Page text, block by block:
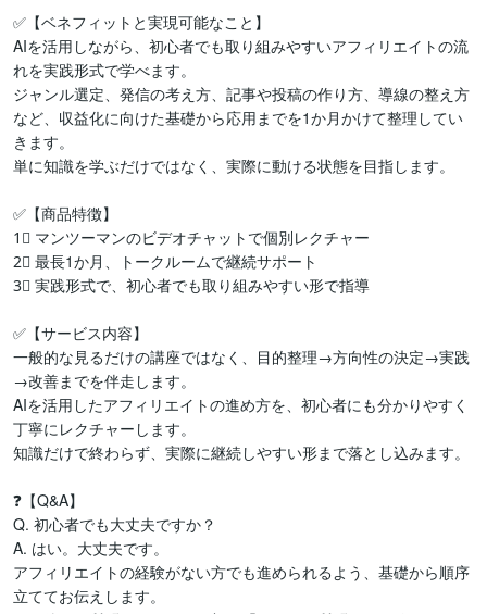
✅【ベネフィットと実現可能なこと】
AIを活用しながら、初心者でも取り組みやすいアフィリエイトの流
れを実践形式で学べます。
ジャンル選定、発信の考え方、記事や投稿の作り方、導線の整え方
など、収益化に向けた基礎から応用までを1か月かけて整理してい
きます。
単に知識を学ぶだけではなく、実際に動ける状態を目指します。
✅【商品特徴】
1⃣ マンツーマンのビデオチャットで個別レクチャー
2⃣ 最長1か月、トークルームで継続サポート
3⃣ 実践形式で、初心者でも取り組みやすい形で指導
✅【サービス内容】
一般的な見るだけの講座ではなく、目的整理→方向性の決定→実践
→改善までを伴走します。
AIを活用したアフィリエイトの進め方を、初心者にも分かりやすく
丁寧にレクチャーします。
知識だけで終わらず、実際に継続しやすい形まで落とし込みます。
❓【Q&A】
Q. 初心者でも大丈夫ですか？
A. はい。大丈夫です。
アフィリエイトの経験がない方でも進められるよう、基礎から順序
立ててお伝えします。